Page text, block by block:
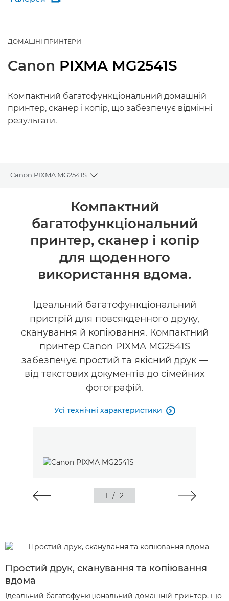
ДОМАШНІ ПРИНТЕРИ
Canon PIXMA MG2541S
Компактний багатофункціональний домашній
принтер, сканер і копір, що забезпечує відмінні
результати.
Canon PIXMA MG2541S
Toggle breadcrumbs
Технічні характеристики
Компактний
багатофункціональний
принтер, сканер і копір
для щоденного
використання вдома.
Ідеальний багатофункціональний
пристрій для повсякденного друку,
сканування й копіювання. Компактний
принтер Canon PIXMA MG2541S
забезпечує простий та якісний друк —
від текстових документів до сімейних
фотографій.
Усі технічні характеристики 
1 / 2
Простий друк, сканування та копіювання
вдома
Ідеальний багатофункціональний домашній принтер, що